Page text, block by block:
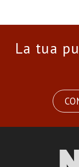
La tua